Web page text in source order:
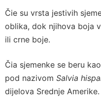
Čie su vrsta jestivih
oblika, dok njihova boja
ili crne boje.
Čia sjemenke se beru
pod nazivom Salvia
dijelova Srednje Amerike.